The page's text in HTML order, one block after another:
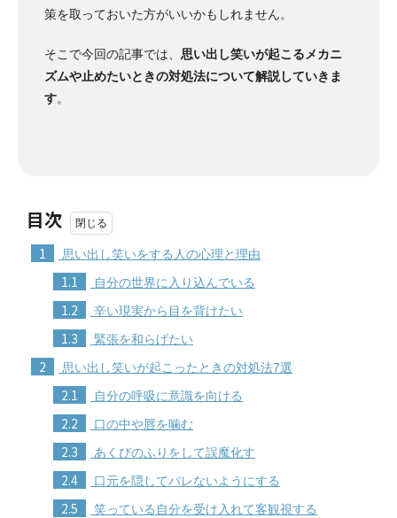
策を取っておいた方がいいかもしれません。
そこで今回の記事では、 思い出し笑いが起こるメカニ
ズムや止めたいときの対処法について解説していきま
す。
目次
1 思い出し笑いをする人の心理と理由
1.1 自分の世界に入り込んでいる
1.2 辛い現実から目を背けたい
1.3 緊張を和らげたい
2 思い出し笑いが起こったときの対処法7選
2.1 自分の呼吸に意識を向ける
2.2 口の中や唇を噛む
2.3 あくびのふりをして誤魔化す
2.4 口元を隠してバレないようにする
2.5 笑っている自分を受け入れて客観視する